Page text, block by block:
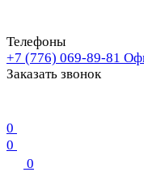
Телефоны
+7 (776) 069-89-81
Заказать звонок
0
0
0